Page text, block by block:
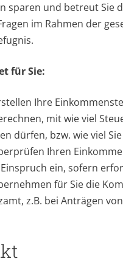
sparen und betreut Sie
im Rahmen der
für Sie:
Ihre
mit wie viel
dürfen, bzw. wie viel
Ihren
ein, sofern
für Sie die
z.B. bei Anträgen